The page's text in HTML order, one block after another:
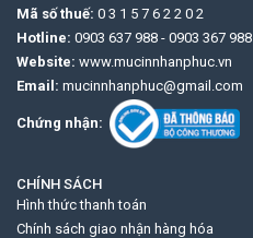
Mã số thuế: 0 3 1 5 7 6 2 2 0 2
Hotline: 0903 637 988 - 0903 367 988
Website: www.mucinnhanphuc.vn
Email: mucinnhanphuc@gmail.com
Chứng nhận:
CHÍNH SÁCH
Hình thức thanh toán
Chính sách giao nhận hàng hóa